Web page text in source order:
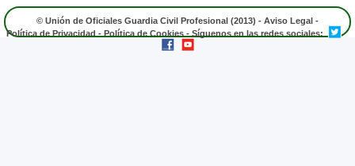
© Unión de Oficiales Guardia Civil Profesional (2013) - Aviso Legal -
Política de Privacidad - Política de Cookies - Síguenos en las redes sociales: